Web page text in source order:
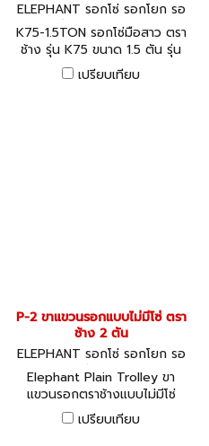
ELEPHANT รอกโซ่ รอกโยก รอ
กถ่วง K75-1.5TON
K75-1.5TON รอกโซ่มือสาว ตรา
ช้าง รุ่น K75 ขนาด 1.5 ตัน รุ่น
งานหนัก
เปรียบเทียบ
P-2 ขาแขวนรอกแบบไม่มีโซ่ ตรา
ช้าง 2 ตัน
ELEPHANT รอกโซ่ รอกโยก รอ
กถ่วง P-2
Elephant Plain Trolley ขา
แขวนรอกตราช้างแบบไม่มีโซ่
สินค้าคุณภาพสูงนำเข้าจาก
ประเทศญี่ปุ่น (Made in Japan)
เปรียบเทียบ